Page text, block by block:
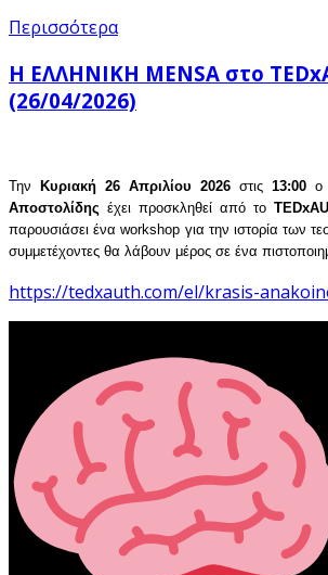
Περισσότερα
Η ΕΛΛΗΝΙΚΗ MENSA στο
(26/04/2026)
Την Κυριακή 26 Απριλίου 2026στις 13:00ο
Αποστολίδης έχει προσκληθεί από το
παρουσιάσει έναworkshop για την ιστορία των
συμμετέχοντες θα λάβουν μέρος σε ένα
https://tedxauth.com/el/krasis-